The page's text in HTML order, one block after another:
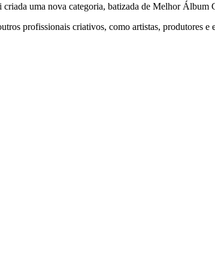
uma nova categoria, batizada de Melhor Álbum
profissionais criativos, como artistas, produtores e